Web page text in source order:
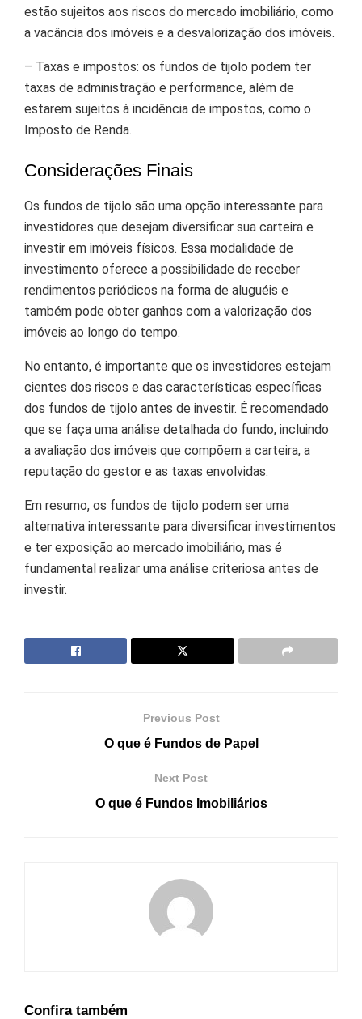
estão sujeitos aos riscos do mercado imobiliário, como
a vacância dos imóveis e a desvalorização dos imóveis.
– Taxas e impostos: os fundos de tijolo podem ter
taxas de administração e performance, além de
estarem sujeitos à incidência de impostos, como o
Imposto de Renda.
Considerações Finais
Os fundos de tijolo são uma opção interessante para
investidores que desejam diversificar sua carteira e
investir em imóveis físicos. Essa modalidade de
investimento oferece a possibilidade de receber
rendimentos periódicos na forma de aluguéis e
também pode obter ganhos com a valorização dos
imóveis ao longo do tempo.
No entanto, é importante que os investidores estejam
cientes dos riscos e das características específicas
dos fundos de tijolo antes de investir. É recomendado
que se faça uma análise detalhada do fundo, incluindo
a avaliação dos imóveis que compõem a carteira, a
reputação do gestor e as taxas envolvidas.
Em resumo, os fundos de tijolo podem ser uma
alternativa interessante para diversificar investimentos
e ter exposição ao mercado imobiliário, mas é
fundamental realizar uma análise criteriosa antes de
investir.
Previous Post
O que é Fundos de Papel
Next Post
O que é Fundos Imobiliários
Confira também